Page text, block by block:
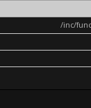
/inc/